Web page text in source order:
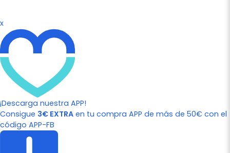
x
¡Descarga nuestra APP!
Consigue 3€ EXTRA en tu compra APP de más de 50€ con el
código APP-FB